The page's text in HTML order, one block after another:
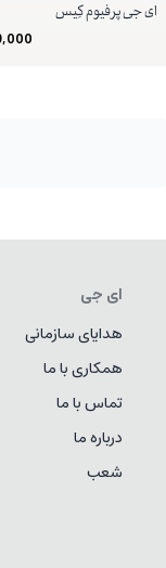
ای جی پرفیوم کِیس
ای جی
هدایای سازمانی
همکاری با ما
تماس با ما
درباره ما
شعب